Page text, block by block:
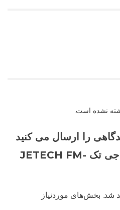
نشده است.
را ارسال می کنید
برای “ست پیچ گوشتی جی تک JETECH FM-
شد. بخش‌های موردنیاز